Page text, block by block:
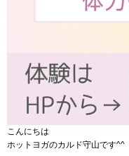
こんにちは
ホットヨガのカルド守山です^^